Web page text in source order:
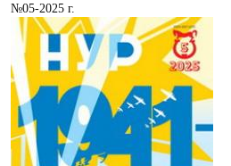
№05-2025 г.